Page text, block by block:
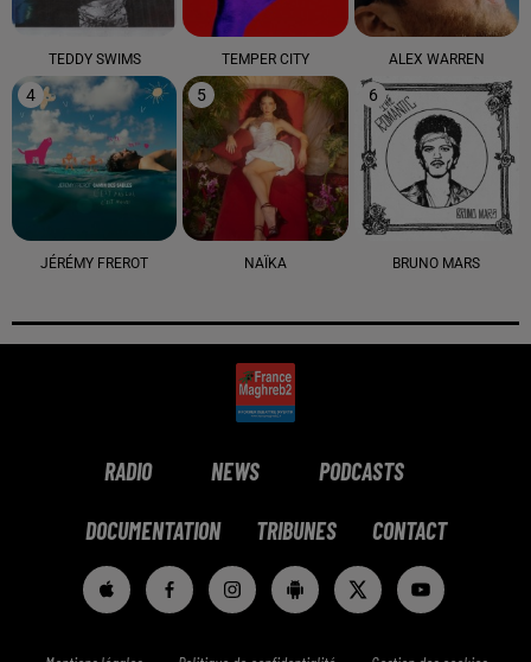
TEDDY SWIMS TEMPER CITY ALEX WARREN
4
JÉRÉMY FREROT
5
NAÏKA
6
BRUNO MARS
RADIO NEWS PODCASTS
DOCUMENTATION TRIBUNES CONTACT